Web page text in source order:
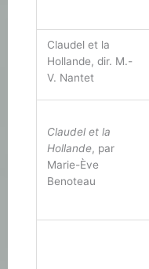
Claudel et la
Hollande, dir. M.-
V. Nantet
Claudel et la
Hollande, par
Marie-Ève
Benoteau